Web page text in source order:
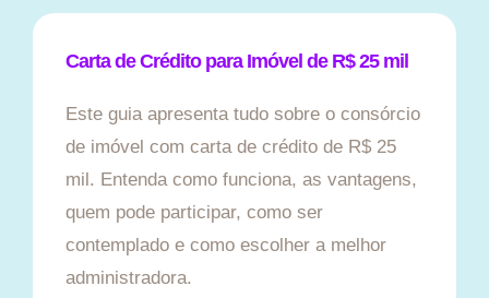
Carta de Crédito para Imóvel de R$ 25 mil
Este guia apresenta tudo sobre o consórcio
de imóvel com carta de crédito de R$ 25
mil. Entenda como funciona, as vantagens,
quem pode participar, como ser
contemplado e como escolher a melhor
administradora.